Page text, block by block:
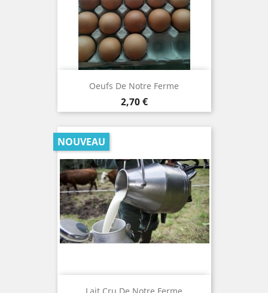
Oeufs De Notre Ferme
Prix
2,70 €
NOUVEAU